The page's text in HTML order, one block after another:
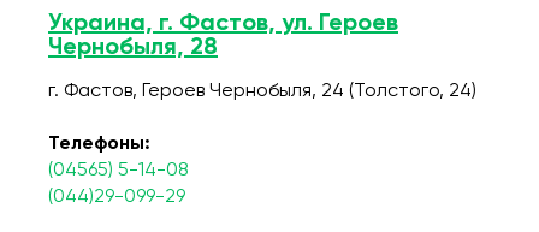
Украина, г. Фастов, ул. Героев
Чернобыля, 28
г. Фастов, Героев Чернобыля, 24 (Толстого, 24)
Телефоны:
(04565) 5-14-08
(044)29-099-29